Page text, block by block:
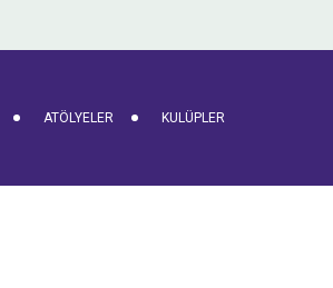
ATÖLYELER KULÜPLER